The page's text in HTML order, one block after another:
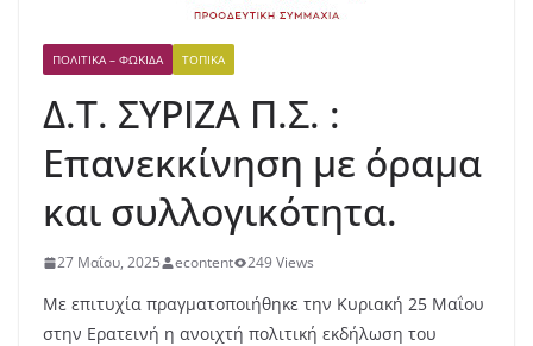
ΠΟΛΙΤΙΚΆ – ΦΩΚΊΔΑ ΤΟΠΙΚΆ
Δ.Τ. ΣΥΡΙΖΑ Π.Σ. :
Επανεκκίνηση με όραμα
και συλλογικότητα.
27 Μαΐου, 2025 econtent 249 Views
Με επιτυχία πραγματοποιήθηκε την Κυριακή 25 Μαΐου
στην Ερατεινή η ανοιχτή πολιτική εκδήλωση του